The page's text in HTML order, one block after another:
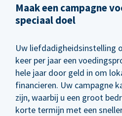
Maak een campagne
speciaal doel
Uw liefdadigheidsinstelling
keer per jaar een
hele jaar door geld in om
financieren. Uw campagne
zijn, waarbij u een groot
korte termijn met een